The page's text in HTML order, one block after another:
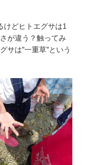
けどヒトエグサは1
が違う？触ってみ
サは”一重草”という